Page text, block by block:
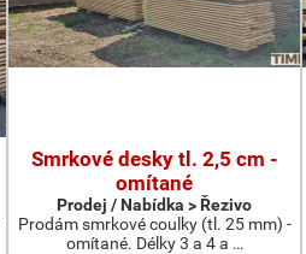
Smrkové desky tl. 2,5 cm -
omítané
Prodej / Nabídka > Řezivo
Prodám smrkové coulky (tl. 25 mm) -
omítané. Délky 3 a 4 a …